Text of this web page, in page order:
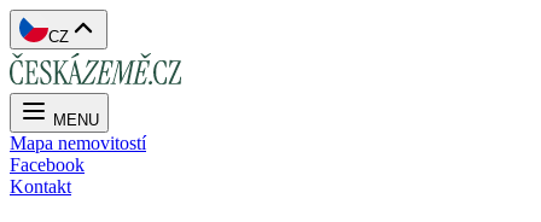
CZ
MENU
Mapa nemovitostí
Facebook
Kontakt